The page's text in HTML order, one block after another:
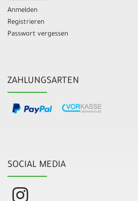
Anmelden
Registrieren
Passwort vergessen
ZAHLUNGSARTEN
SOCIAL MEDIA